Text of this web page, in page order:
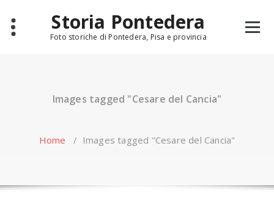
content
Storia Pontedera
Foto storiche di Pontedera, Pisa e provincia
Images tagged "Cesare del Cancia"
Home / Images tagged "Cesare del Cancia"